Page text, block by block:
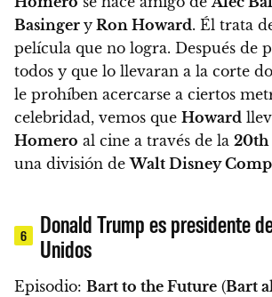
Basinger y Ron Howard. Él trata
película que no logra. Después de
todos y que lo llevaran a la corte
le prohíben acercarse a ciertos
celebridad, vemos que Howard
Homero al cine a través de la 20th
una división deWalt Disney
6
Donald Trump es presidente
Unidos
Episodio: Bart to the Future (Bart